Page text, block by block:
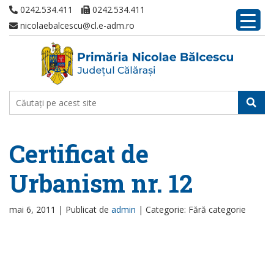
0242.534.411
0242.534.411
nicolaebalcescu@cl.e-adm.ro
Certificat de
Urbanism nr. 12
mai 6, 2011 | Publicat de admin | Categorie: Fără categorie